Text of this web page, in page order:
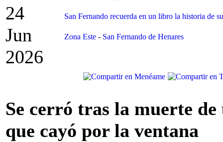
24
Jun
2026
San Fernando recuerda en un libro la historia de
Zona Este - San Fernando de Henares
Se cerró tras la muerte de
que cayó por la ventana